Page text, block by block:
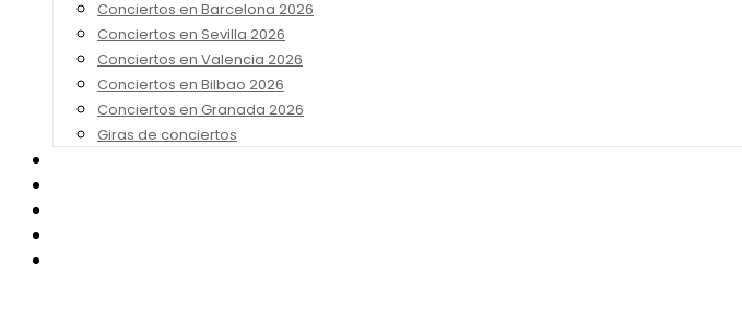
Conciertos en Barcelona 2026
Conciertos en Sevilla 2026
Conciertos en Valencia 2026
Conciertos en Bilbao 2026
Conciertos en Granada 2026
Giras de conciertos